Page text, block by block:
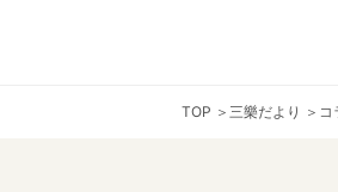
TOP ＞ 三樂だより ＞ コ